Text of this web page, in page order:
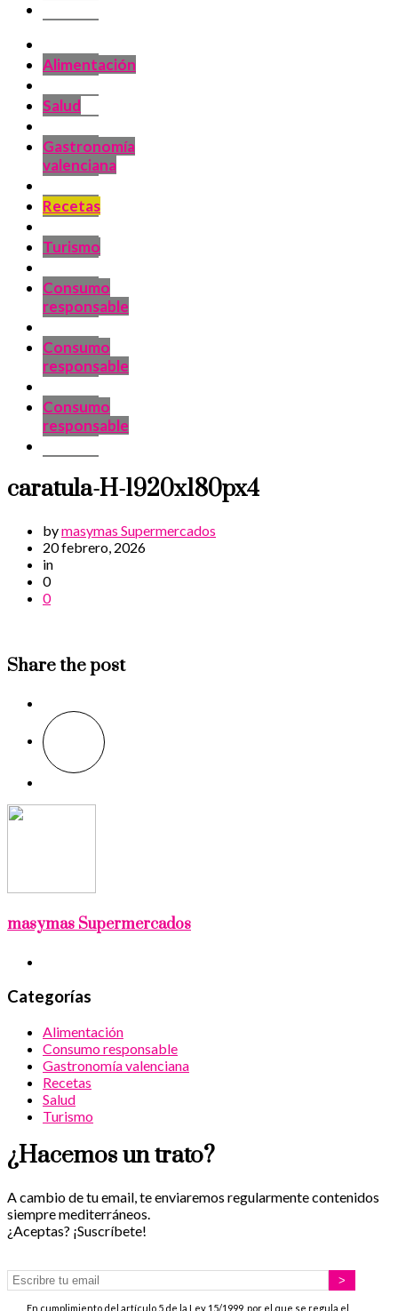
Alimentación
Salud
Gastronomía
valenciana
Recetas
Turismo
Consumo
responsable
Consumo
responsable
Consumo
responsable
caratula-H-1920x180px4
bymasymas Supermercados
20 febrero, 2026
in
0
0
Share the post
masymas Supermercados
Categorías
Alimentación
Consumo responsable
Gastronomía valenciana
Recetas
Salud
Turismo
¿Hacemos un trato?
A cambio de tu email, te enviaremos regularmente contenidos
siempre mediterráneos.
¿Aceptas? ¡Suscríbete!
En cumplimiento del artículo 5 de la Ley 15/1999, por el que se regula el